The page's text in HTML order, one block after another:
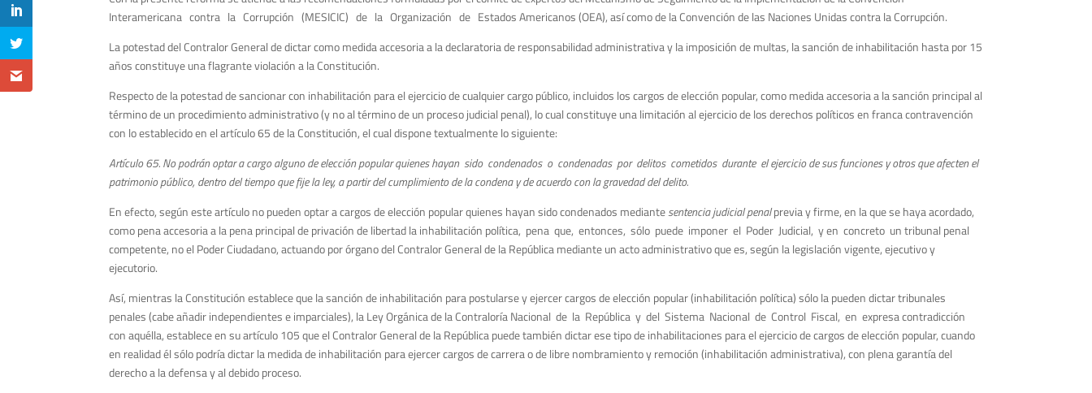
Interamericana contra la Corrupción (MESICIC) de la Organización de Estados Americanos (OEA), así como de la Convención de las Naciones Unidas contra la Corrupción.
La potestad del Contralor General de dictar como medida accesoria a la declaratoria de responsabilidad administrativa y la imposición de multas, la sanción de inhabilitación hasta por 15
años constituye una flagrante violación a la Constitución.
Respecto de la potestad de sancionar con inhabilitación para el ejercicio de cualquier cargo público, incluidos los cargos de elección popular, como medida accesoria a la sanción principal al
término de un procedimiento administrativo (y no al término de un proceso judicial penal), lo cual constituye una limitación al ejercicio de los derechos políticos en franca contravención
con lo establecido en el artículo 65 de la Constitución, el cual dispone textualmente lo siguiente:
Artículo 65. No podrán optar a cargo alguno de elección popular quienes hayan sido condenados o condenadas por delitos cometidos durante el ejercicio de sus funciones y otros que afecten el
patrimonio público, dentro del tiempo que fije la ley, a partir del cumplimiento de la condena y de acuerdo con la gravedad del delito.
En efecto, según este artículo no pueden optar a cargos de elección popular quienes hayan sido condenados mediantesentencia judicial penalprevia y firme, en la que se haya acordado,
como pena accesoria a la pena principal de privación de libertad la inhabilitación política, pena que, entonces, sólo puede imponer el Poder Judicial, y en concreto un tribunal penal
competente, no el Poder Ciudadano, actuando por órgano del Contralor General de la República mediante un acto administrativo que es, según la legislación vigente, ejecutivo y
ejecutorio.
Así, mientras la Constitución establece que la sanción de inhabilitación para postularse y ejercer cargos de elección popular (inhabilitación política) sólo la pueden dictar tribunales
penales (cabe añadir independientes e imparciales), la Ley Orgánica de la Contraloría Nacional de la República y del Sistema Nacional de Control Fiscal, en expresa contradicción
con aquélla, establece en su artículo 105 que el Contralor General de la República puede también dictar ese tipo de inhabilitaciones para el ejercicio de cargos de elección popular, cuando
en realidad él sólo podría dictar la medida de inhabilitación para ejercer cargos de carrera o de libre nombramiento y remoción (inhabilitación administrativa), con plena garantía del
derecho a la defensa y al debido proceso.